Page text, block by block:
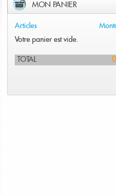
MON PANIER
Articles
Votre panier est vide.
TOTAL